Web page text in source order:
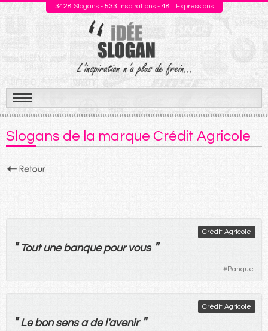
3428 Slogans - 533 Inspirations - 481 Expressions
Aller
au
contenu
Slogans de la marque Crédit Agricole
Crédit Agricole
" Tout une banque pour vous "
#Banque
Crédit Agricole
" Le bon sens a del'avenir "